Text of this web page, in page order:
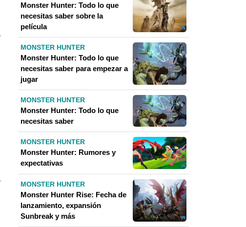
Monster Hunter: Todo lo que
necesitas saber sobre la
película
MONSTER HUNTER
Monster Hunter: Todo lo que
necesitas saber para empezar a
jugar
MONSTER HUNTER
Monster Hunter: Todo lo que
necesitas saber
MONSTER HUNTER
Monster Hunter: Rumores y
expectativas
MONSTER HUNTER
Monster Hunter Rise: Fecha de
lanzamiento, expansión
Sunbreak y más